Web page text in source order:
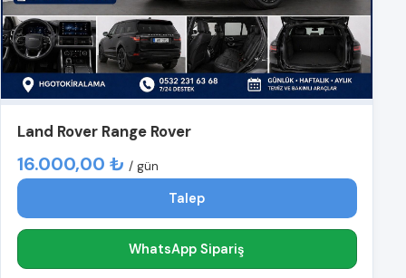
Land Rover Range Rover
16.000,00 ₺ / gün
Talep
WhatsApp Sipariş